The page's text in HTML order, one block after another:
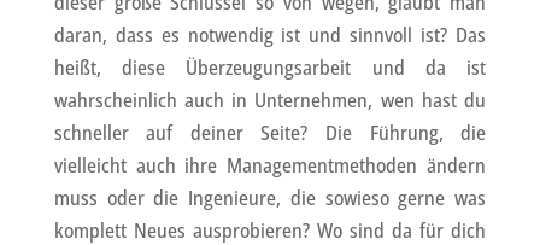
daran, dass es notwendig ist und sinnvoll ist? Das
heißt, diese Überzeugungsarbeit und da ist
wahrscheinlich auch in Unternehmen, wen hast du
schneller auf deiner Seite? Die Führung, die
vielleicht auch ihre Managementmethoden ändern
muss oder die Ingenieure, die sowieso gerne was
komplett Neues ausprobieren? Wo sind da für dich